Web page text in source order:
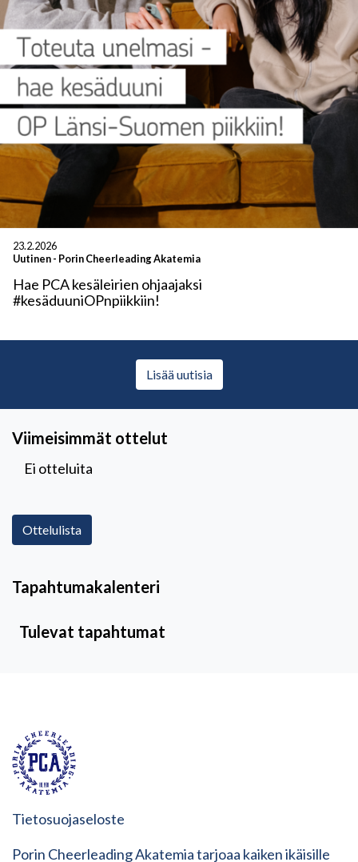
23.2.2026
Uutinen- Porin Cheerleading Akatemia
Hae PCA kesäleirien ohjaajaksi
#kesäduuniOPnpiikkiin!
Lisää uutisia
Viimeisimmät ottelut
Ei otteluita
Ottelulista
Tapahtumakalenteri
Tulevat tapahtumat
Tietosuojaseloste
Porin Cheerleading Akatemia tarjoaa kaiken ikäisille